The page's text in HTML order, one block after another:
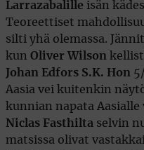
Larrazabalille isän
Teoreettiset
silti yhä olemassa.
kun Oliver Wilson
Johan Edfors S.K. Hon
Aasia vei kuitenkin
kunnian napata
Niclas Fasthilta selvin
matsissa olivat